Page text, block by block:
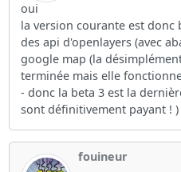
oui
la version courante est
des api d'openlayers (avec
google map (la
terminée mais elle
- donc la beta 3 est la
sont définitivement payant ! )
fouineur